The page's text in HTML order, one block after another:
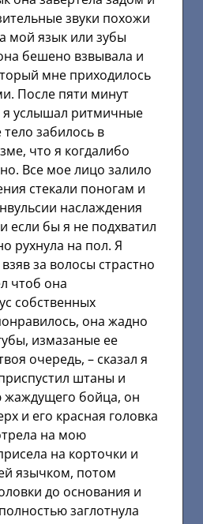
звуки похожи
мой язык или зубы
бешено взвывала и
мне приходилось
После пяти минут
я услышал ритмичные
забилось в
что я когдалибо
Все мое лицо залило
стекали поногам и
наслаждения
если бы я не подхватил
рухнула на пол. Я
за волосы страстно
чтоб она
собственных
она жадно
измазаные ее
очередь, – сказал я
штаны и
жаждущего бойца, он
и его красная головка
на мою
на корточки и
язычком, потом
до основания и
заглотнула